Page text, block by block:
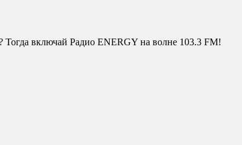
Тогда включай Радио ENERGY на волне 103.3 FM!